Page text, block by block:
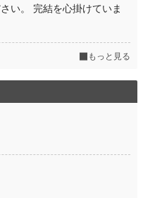
い。 完結を心掛けていま
もっと見る